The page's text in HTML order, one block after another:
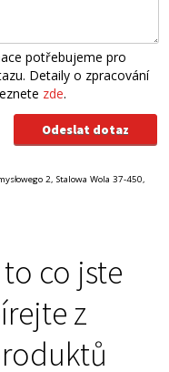
potřebujeme pro
Detaily o zpracování
zde.
2, Stalowa Wola 37-450,
co jste
z